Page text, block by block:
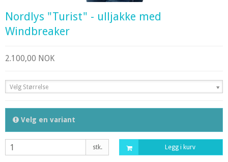
Nordlys "Turist" - ulljakke med
Windbreaker
2.100,00 NOK
Velg Størrelse
Velg en variant
stk. Legg i kurv